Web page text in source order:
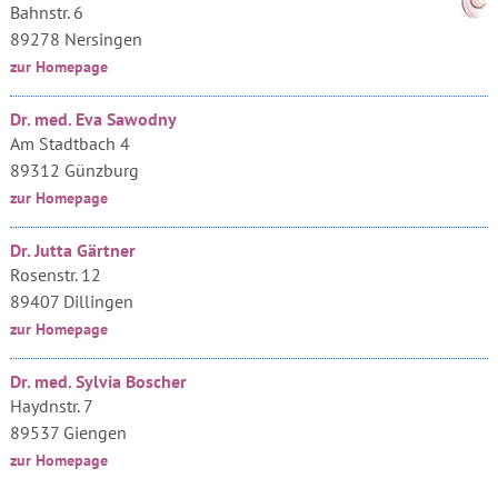
Bahnstr. 6
89278 Nersingen
zur Homepage
Dr. med. Eva Sawodny
Am Stadtbach 4
89312 Günzburg
zur Homepage
Dr. Jutta Gärtner
Rosenstr. 12
89407 Dillingen
zur Homepage
Dr. med. Sylvia Boscher
Haydnstr. 7
89537 Giengen
zur Homepage